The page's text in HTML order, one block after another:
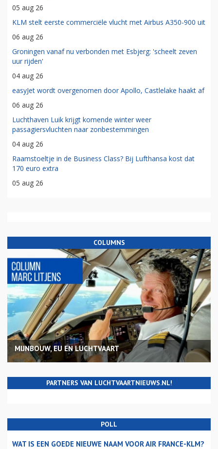
05 aug 26
KLM stelt eerste commerciële vlucht met Airbus A350-900 uit
06 aug 26
Groningen vanaf nu verbonden met Esbjerg: 'scheelt zeven
uur rijden'
04 aug 26
easyJet wordt overgenomen door Apollo, Castlelake haakt af
06 aug 26
Luchthaven Luik krijgt komende winter weer
passagiersvluchten naar zonbestemmingen
04 aug 26
Raamstoeltje in de Business Class? Bij Lufthansa kost dat
170 euro extra
05 aug 26
COLUMNS
MIJNBOUW, EU EN LUCHTVAART
PARTNERS VAN LUCHTVAARTNIEUWS.NL!
POLL
WAT IS EEN GOEDE NIEUWE NAAM VOOR AIR FRANCE-KLM?